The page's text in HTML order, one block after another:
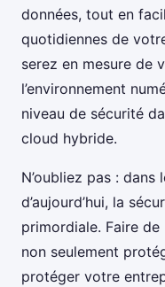
données, tout en
quotidiennes de
serez en mesure de
l’environnement
niveau de sécurité
cloud hybride.
N’oubliez pas : dans
d’aujourd’hui, la
primordiale. Faire de
non seulement
protéger votre